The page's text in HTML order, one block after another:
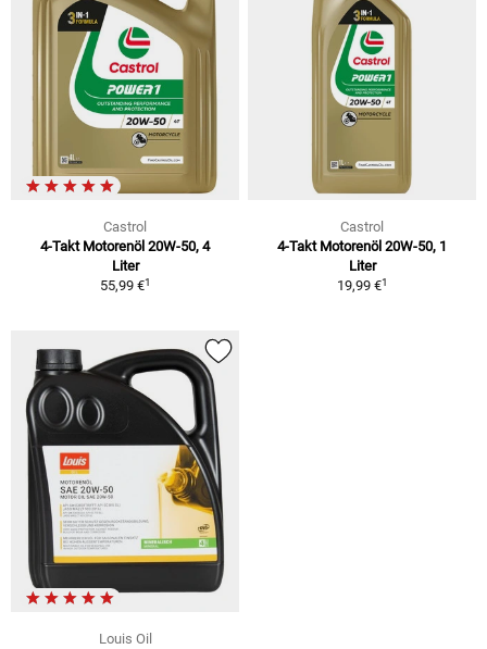
Castrol
4-Takt Motorenöl 20W-50, 4
Liter
55,99 €1
Castrol
4-Takt Motorenöl 20W-50, 1
Liter
19,99 €1
Louis Oil